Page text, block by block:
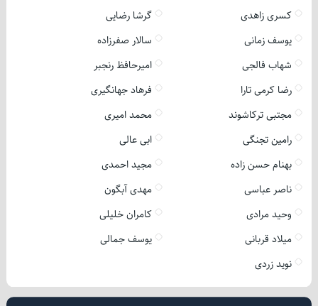
کسری زاهدی
گرشا رضایی
یوسف زمانی
سالار صفرزاده
شهاب فالجی
امیرحافظ رنجبر
رضا کرمی تارا
فرهاد جهانگیری
مجتبی ترکاشوند
محمد امیری
رامین تجنگی
ابی عالی
بهنام حسن زاده
مجید احمدی
ناصر عباسی
مهدی آبگون
وحید مرادی
کامران خلیلی
میلاد قربانی
یوسف جمالی
نوید زردی